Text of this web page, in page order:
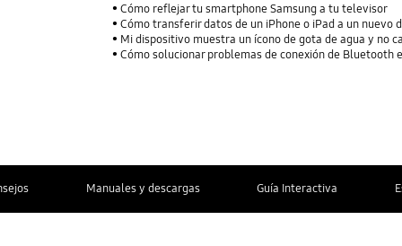
Cómo reflejar tu smartphone Samsung a tu televisor
Cómo transferir datos de un iPhone o iPad a un nuevo
Mi dispositivo muestra un ícono de gota de agua y no
Cómo solucionar problemas de conexión de
Manuales y descargas Guía Interactiva